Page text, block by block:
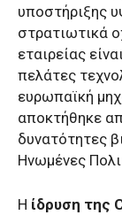
υποστήριξης
στρατιωτικά
εταιρείας
πελάτες
ευρωπαϊκή
αποκτήθηκε
δυνατότητες
Ηνωμένες
Η ίδρυση της